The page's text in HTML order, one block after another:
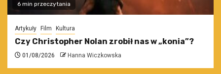
6 min przeczytania
Artykuły Film Kultura
Czy Christopher Nolan zrobił nas w „konia”?
01/08/2026 Hanna Wiczkowska